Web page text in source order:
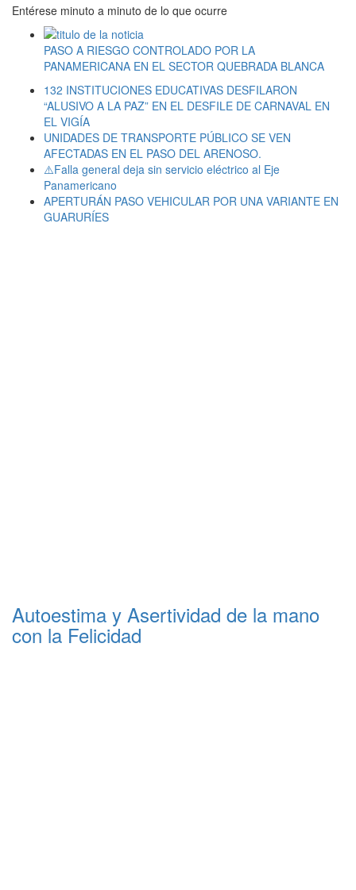
Entérese minuto a minuto de lo que ocurre
PASO A RIESGO CONTROLADO POR LA
PANAMERICANA EN EL SECTOR QUEBRADA BLANCA
132 INSTITUCIONES EDUCATIVAS DESFILARON
“ALUSIVO A LA PAZ” EN EL DESFILE DE CARNAVAL EN
EL VIGÍA
UNIDADES DE TRANSPORTE PÚBLICO SE VEN
AFECTADAS EN EL PASO DEL ARENOSO.
⚠️Falla general deja sin servicio eléctrico al Eje
Panamericano
APERTURÁN PASO VEHICULAR POR UNA VARIANTE EN
GUARURÍES
Autoestima y Asertividad de la mano
con la Felicidad